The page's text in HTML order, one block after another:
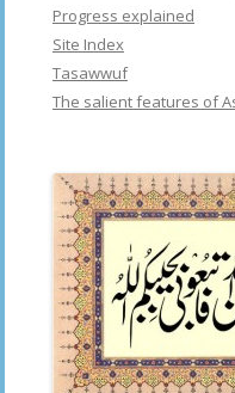
Progress explained
Site Index
Tasawwuf
The salient features of